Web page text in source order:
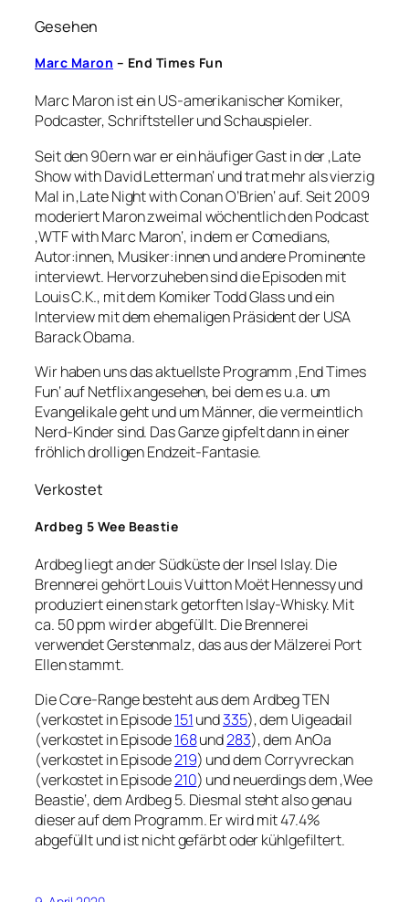
Gesehen
Marc Maron – End Times Fun
Marc Maron ist ein US-amerikanischer Komiker,
Podcaster, Schriftsteller und Schauspieler.
Seit den 90ern war er ein häufiger Gast in der ‚Late
Show with David Letterman‘ und trat mehr als vierzig
Mal in ‚Late Night with Conan O’Brien‘ auf. Seit 2009
moderiert Maron zweimal wöchentlich den Podcast
‚WTF with Marc Maron‘, in dem er Comedians,
Autor:innen, Musiker:innen und andere Prominente
interviewt. Hervorzuheben sind die Episoden mit
Louis C.K., mit dem Komiker Todd Glass und ein
Interview mit dem ehemaligen Präsident der USA
Barack Obama.
Wir haben uns das aktuellste Programm ‚End Times
Fun‘ auf Netflix angesehen, bei dem es u.a. um
Evangelikale geht und um Männer, die vermeintlich
Nerd-Kinder sind. Das Ganze gipfelt dann in einer
fröhlich drolligen Endzeit-Fantasie.
Verkostet
Ardbeg 5 Wee Beastie
Ardbeg liegt an der Südküste der Insel Islay. Die
Brennerei gehört Louis Vuitton Moët Hennessy und
produziert einen stark getorften Islay-Whisky. Mit
ca. 50 ppm wird er abgefüllt. Die Brennerei
verwendet Gerstenmalz, das aus der Mälzerei Port
Ellen stammt.
Die Core-Range besteht aus dem Ardbeg TEN
(verkostet in Episode151und335), dem Uigeadail
(verkostet in Episode168und283), dem AnOa
(verkostet in Episode219) und dem Corryvreckan
(verkostet in Episode210) und neuerdings dem ‚Wee
Beastie‘, dem Ardbeg 5. Diesmal steht also genau
dieser auf dem Programm. Er wird mit 47.4%
abgefüllt und ist nicht gefärbt oder kühlgefiltert.